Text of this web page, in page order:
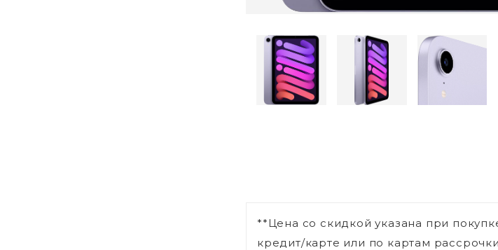
**Цена со скидкой указана при
кредит/карте или по картам